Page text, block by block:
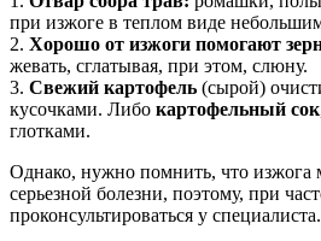
при изжоге в теплом виде
2. Хорошо от изжоги помогают
жевать, сглатывая, при этом, слюну.
3. Свежий картофель (сырой)
кусочками. Либо картофельный сок
глотками.
Однако, нужно помнить, что изжога
серьезной болезни, поэтому, при
проконсультироваться у специалиста.